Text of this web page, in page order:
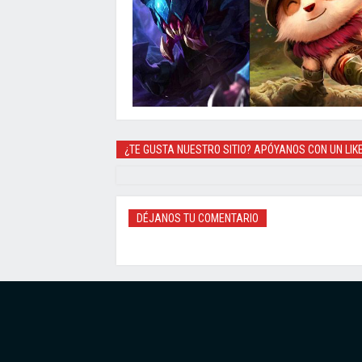
¿TE GUSTA NUESTRO SITIO? APÓYANOS CON UN
DÉJANOS TU COMENTARIO